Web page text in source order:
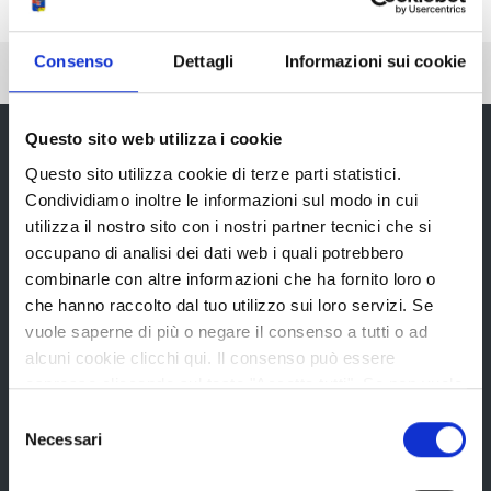
Consenso Dettagli Informazioni sui cookie
Questo sito web utilizza i cookie
Questo sito utilizza cookie di terze parti statistici.
Condividiamo inoltre le informazioni sul modo in cui
utilizza il nostro sito con i nostri partner tecnici che si
occupano di analisi dei dati web i quali potrebbero
combinarle con altre informazioni che ha fornito loro o
che hanno raccolto dal tuo utilizzo sui loro servizi. Se
vuole saperne di più o negare il consenso a tutti o ad
alcuni cookie clicchi qui. Il consenso può essere
espresso cliccando sul tasto "Accetta tutti". Se non vuole
tasto "Rifiuta".
delNecessari
Pubblicato: 12 Giugno 2018
Provincia di Reggio Emilia
La Provincia